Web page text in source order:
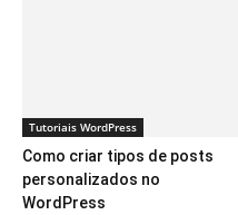
Tutoriais WordPress
Como criar tipos de posts
personalizados no
WordPress